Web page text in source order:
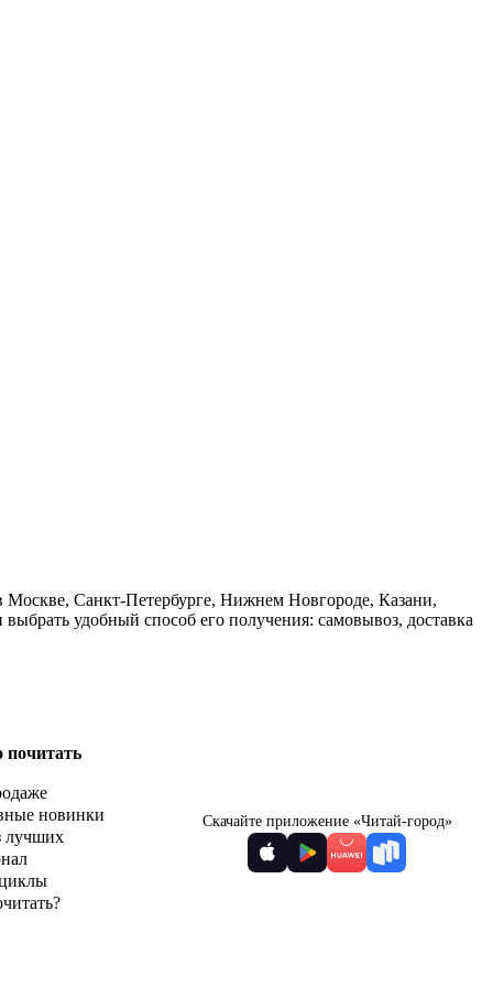
Москве, Санкт-Петербурге, Нижнем Новгороде, Казани,
удобный способ его получения: самовывоз, доставка
почитать
новинки
лучших
Скачайте приложение «Читай-город»